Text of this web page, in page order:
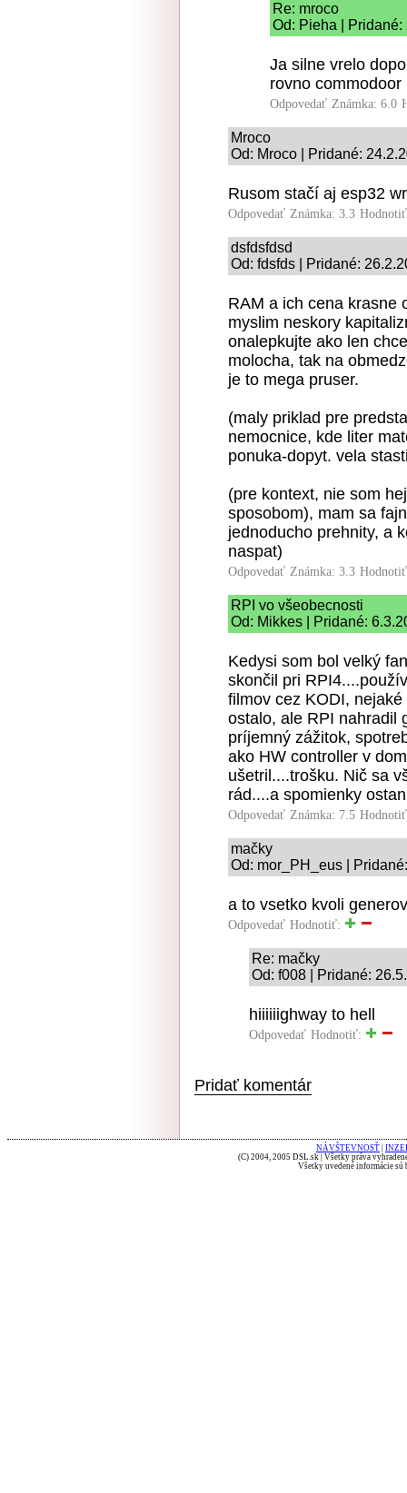
Re: mroco
Od: Pieha |
Ja silne vrelo
rovno commodoor
Odpovedať Známka: 6.0
Mroco
Od: Mroco | Pridané:
Rusom stačí aj esp32
Odpovedať Známka: 3.3
dsfdsfdsd
Od: fdsfds | Pridané:
RAM a ich cena krasne
myslim neskory
onalepkujte ako len
molocha, tak na
je to mega pruser.
(maly priklad pre
nemocnice, kde liter
ponuka-dopyt. vela
(pre kontext, nie som
sposobom), mam sa
jednoducho prehnity, a
naspat)
Odpovedať Známka: 3.3
RPI vo všeobecnosti
Od: Mikkes | Pridané:
Kedysi som bol velký
skončil pri
filmov cez KODI,
ostalo, ale RPI nahradil
príjemný zážitok,
ako HW controller v
ušetril....trošku. Nič sa
rád....a spomienky
Odpovedať Známka: 7.5
mačky
Od: mor_PH_eus |
a to vsetko kvoli
Odpovedať Hodnotiť:
Re: mačky
Od: f008 | Pridané:
hiiiiiighway to hell
Odpovedať Hodnotiť:
Pridať komentár
NÁVŠTEVNOSŤ
(C) 2004, 2005 DSL.sk | Všetky práva
Všetky uvedené informácie sú